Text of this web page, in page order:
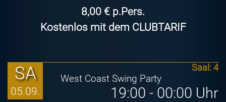
8,00 € p.Pers.
Kostenlos mit dem CLUBTARIF
SA
05.09.
Saal: 4
West Coast Swing Party
19:00 - 00:00 Uhr